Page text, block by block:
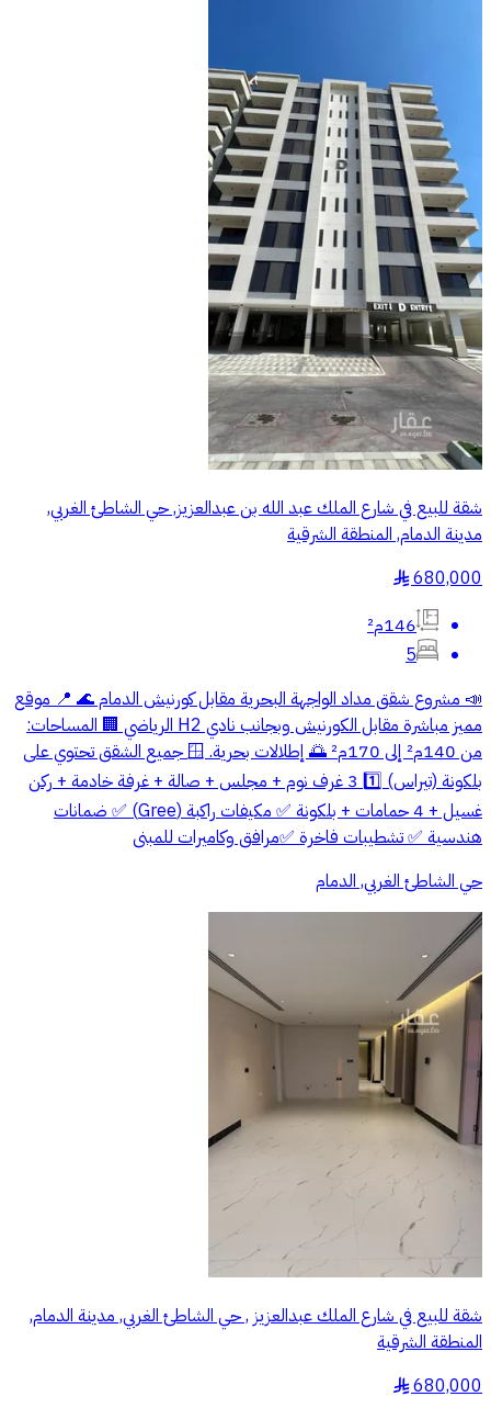
شقة للبيع في شارع الملك عبد الله بن عبدالعزيز, حي الشاطئ الغربي,
مدينة الدمام, المنطقة الشرقية
680,000
§
146م²
5
📣 مشروع شقق مداد الواجهة البحرية مقابل كورنيش الدمام 🌊 📍 موقع
مميز مباشرة مقابل الكورنيش وبجانب نادي H2 الرياضي 🏢 المساحات:
من 140م² إلى 170م² 🌅 إطلالات بحرية. 🪟 جميع الشقق تحتوي على
بلكونة (تيراس) 1️⃣ 3 غرف نوم + مجلس + صالة + غرفة خادمة + ركن
غسيل + 4 حمامات + بلكونة ✅ مكيفات راكبة (Gree) ✅ ضمانات
هندسية ✅ تشطيبات فاخرة ✅مرافق وكاميرات للمبنى
حي الشاطئ الغربي, الدمام
شقة للبيع في شارع الملك عبدالعزيز , حي الشاطئ الغربي, مدينة الدمام,
المنطقة الشرقية
680,000
§